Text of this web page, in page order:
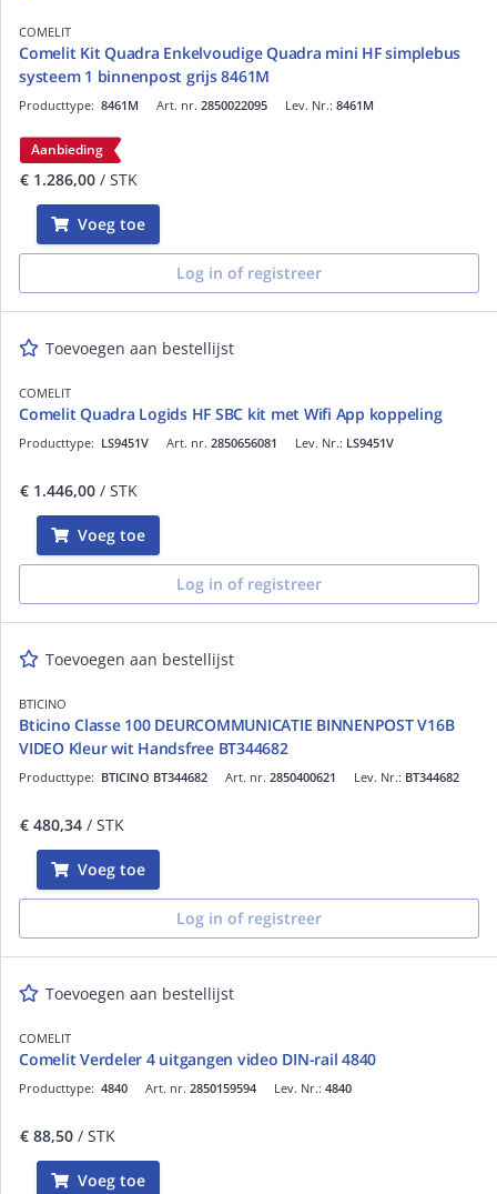
COMELIT
Comelit Kit Quadra Enkelvoudige Quadra mini HF simplebus
systeem 1 binnenpost grijs 8461M
Art. nr. 2850022095
Producttype: 8461M Lev. Nr.: 8461M
Aanbieding
€ 1.286,00 / STK
Voeg toe
Log in of registreer
Toevoegen aan bestellijst
COMELIT
Comelit Quadra Logids HF SBC kit met Wifi App koppeling
Art. nr. 2850656081
Producttype: LS9451V Lev. Nr.: LS9451V
€ 1.446,00 / STK
Voeg toe
Log in of registreer
Toevoegen aan bestellijst
BTICINO
Bticino Classe 100 DEURCOMMUNICATIE BINNENPOST V16B
VIDEO Kleur wit Handsfree BT344682
Art. nr. 2850400621
Producttype: BTICINO BT344682 Lev. Nr.: BT344682
€ 480,34 / STK
Voeg toe
Log in of registreer
Toevoegen aan bestellijst
COMELIT
Comelit Verdeler 4 uitgangen video DIN-rail 4840
Art. nr. 2850159594
Producttype: 4840 Lev. Nr.: 4840
€ 88,50 / STK
Voeg toe